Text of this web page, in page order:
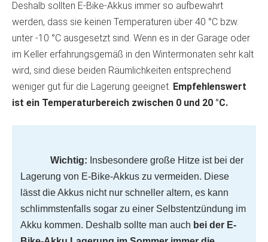
Deshalb sollten E-Bike-Akkus immer so aufbewahrt
werden, dass sie keinen Temperaturen über 40 °C bzw.
unter -10 °C ausgesetzt sind. Wenn es in der Garage oder
im Keller erfahrungsgemäß in den Wintermonaten sehr kalt
wird, sind diese beiden Räumlichkeiten entsprechend
weniger gut für die Lagerung geeignet. Empfehlenswert
ist ein Temperaturbereich zwischen 0 und 20 °C.
Wichtig: Insbesondere große Hitze ist bei der
Lagerung von E-Bike-Akkus zu vermeiden. Diese
lässt die Akkus nicht nur schneller altern, es kann
schlimmstenfalls sogar zu einer Selbstentzündung im
Akku kommen. Deshalb sollte man auch bei der E-